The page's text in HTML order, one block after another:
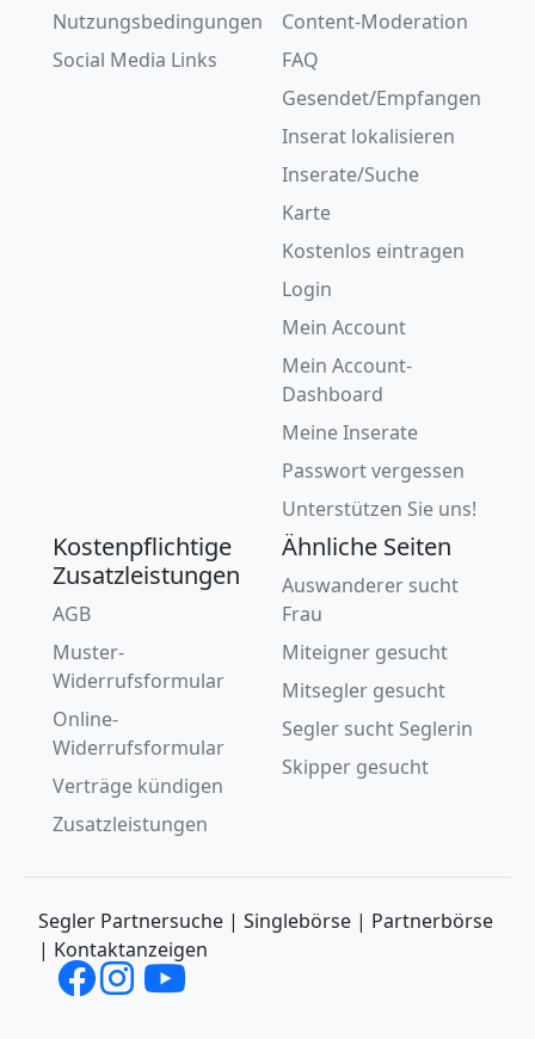
Nutzungsbedingungen
Social Media Links
Content-Moderation
FAQ
Gesendet/Empfangen
Inserat lokalisieren
Inserate/Suche
Karte
Kostenlos eintragen
Login
Mein Account
Mein Account-
Dashboard
Meine Inserate
Passwort vergessen
Unterstützen Sie uns!
Kostenpflichtige
Zusatzleistungen
AGB
Muster-
Widerrufsformular
Online-
Widerrufsformular
Verträge kündigen
Zusatzleistungen
Ähnliche Seiten
Auswanderer sucht
Frau
Miteigner gesucht
Mitsegler gesucht
Segler sucht Seglerin
Skipper gesucht
Segler Partnersuche | Singlebörse | Partnerbörse
| Kontaktanzeigen